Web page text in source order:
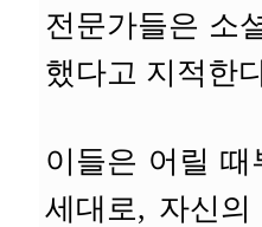
전문가들은 소
했다고 지적한
이들은 어릴
세대로, 자신